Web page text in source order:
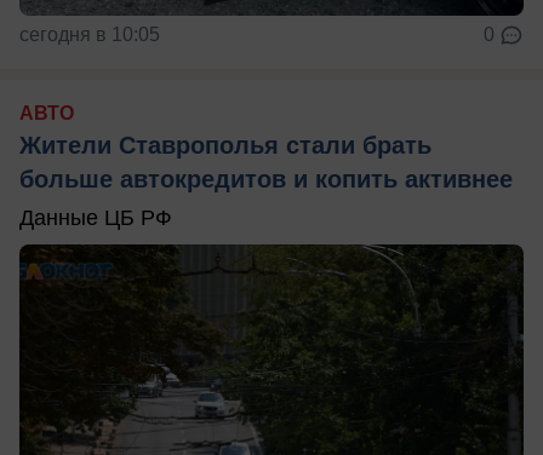
сегодня в 10:05 0
АВТО
Жители Ставрополья стали брать
больше автокредитов и копить активнее
Данные ЦБ РФ